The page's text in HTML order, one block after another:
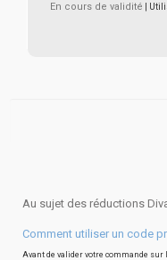
En cours de validité |
Au sujet des réductions
Comment utiliser un code
Avant de valider votre commande sur